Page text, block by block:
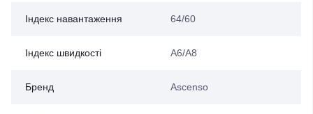
Індекс навантаження 64/60
Індекс швидкості A6/A8
Бренд Ascenso